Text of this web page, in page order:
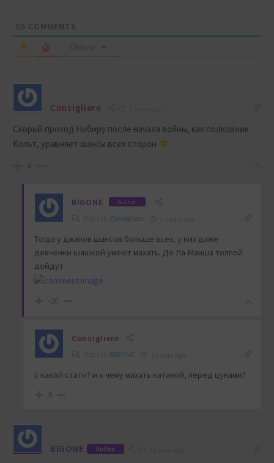
55 COMMENTS
Consigliere
Скорый проход Нибиру после начала войны, как полковник
Кольт, уравняет шансы всех сторон
8
BIGONE Author
Consigliere
Тогда у джапов шансов больше всех, у них даже
девченки шашкой умеют махать. До Ла-Манша толпой
дойдут
-20
Consigliere
BIGONE
с какой стати? и к чему махать катаной, перед цунами?
8
BIGONE Author